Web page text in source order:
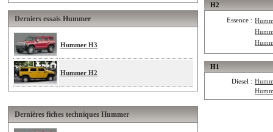
Derniers essais Hummer
Hummer H3
Hummer H2
Dernières fiches techniques Hummer
H2
Essence :
H1
Diesel :